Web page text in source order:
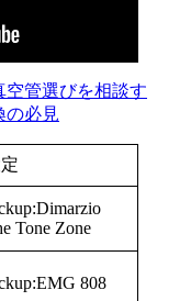
空管選びを相談す
の必見
Tone Zone
808